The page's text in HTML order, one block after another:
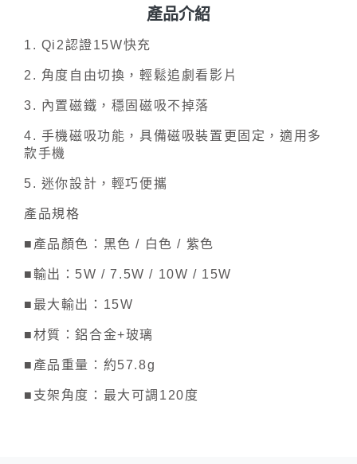
產品介紹
1. Qi2認證15W快充
2. 角度自由切換，輕鬆追劇看影片
3. 內置磁鐵，穩固磁吸不掉落
4. 手機磁吸功能，具備磁吸裝置更固定，適用多
款手機
5. 迷你設計，輕巧便攜
產品規格
■產品顏色：黑色 / 白色 / 紫色
■輸出：5W / 7.5W / 10W / 15W
■最大輸出：15W
■材質：鋁合金+玻璃
■產品重量：約57.8g
■支架角度：最大可調120度